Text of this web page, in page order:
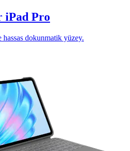
iPad Pro
hassas dokunmatik yüzey.